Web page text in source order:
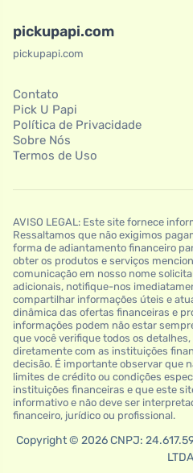
pickupapi.com
pickupapi.com
Contato
Pick U Papi
Política de Privacidade
Sobre Nós
Termos de Uso
AVISO LEGAL: Este site fornece
Ressaltamos que não exigimos
forma de adiantamento financeiro
obter os produtos e serviços
comunicação em nosso nome
adicionais, notifique-nos
compartilhar informações úteis e
dinâmica das ofertas financeiras e
informações podem não estar
que você verifique todos os
diretamente com as instituições
decisão. É importante observar que
limites de crédito ou condições
instituições financeiras e que este
informativo e não deve ser
financeiro, jurídico ou profissional.
Copyright © 2026 CNPJ:
LTDA